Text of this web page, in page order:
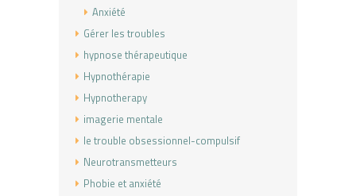
Anxiété
Gérer les troubles
hypnose thérapeutique
Hypnothérapie
Hypnotherapy
imagerie mentale
le trouble obsessionnel-compulsif
Neurotransmetteurs
Phobie et anxiété